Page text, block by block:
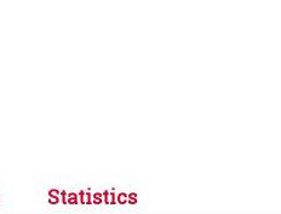
Statistics